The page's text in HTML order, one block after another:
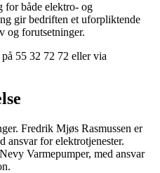
for både elektro- og
gir bedriften et uforpliktende
og forutsetninger.
55 32 72 72 eller via
Fredrik Mjøs Rasmussen er
ansvar for elektrotjenester.
Varmepumper, med ansvar